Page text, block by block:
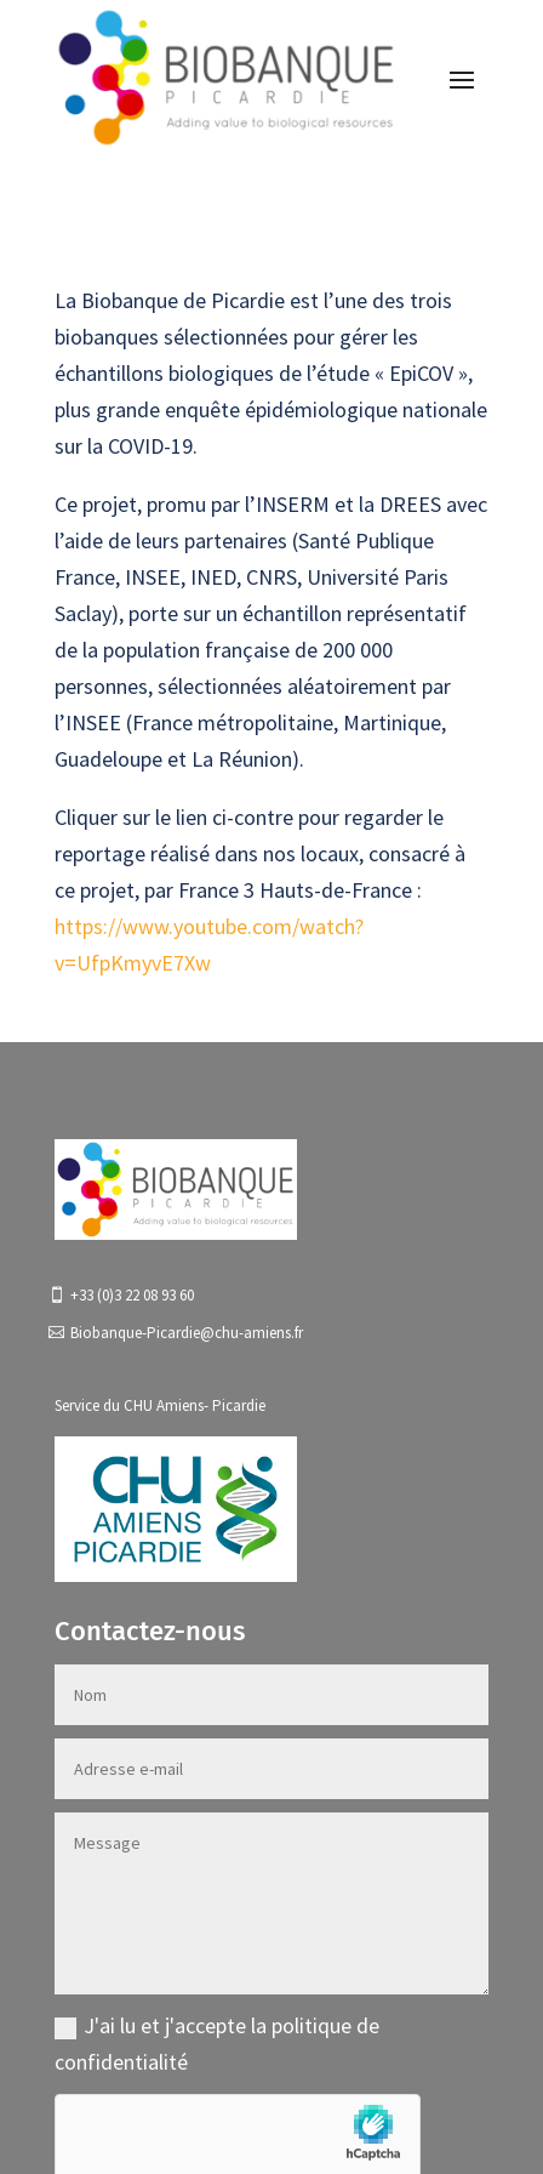
La Biobanque de Picardie est l’une des trois
biobanques sélectionnées pour gérer les
échantillons biologiques de l’étude « EpiCOV »,
plus grande enquête épidémiologique nationale
sur la COVID-19.
Ce projet, promu par l’INSERM et la DREES avec
l’aide de leurs partenaires (Santé Publique
France, INSEE, INED, CNRS, Université Paris
Saclay), porte sur un échantillon représentatif
de la population française de 200 000
personnes, sélectionnées aléatoirement par
l’INSEE (France métropolitaine, Martinique,
Guadeloupe et La Réunion).
Cliquer sur le lien ci-contre pour regarder le
reportage réalisé dans nos locaux, consacré à
ce projet, par France 3 Hauts-de-France :
https://www.youtube.com/watch?
v=UfpKmyvE7Xw
+33 (0)3 22 08 93 60
Biobanque-Picardie@chu-amiens.fr
Service du CHU Amiens- Picardie
Contactez-nous
J'ai lu et j'accepte la politique de
confidentialité